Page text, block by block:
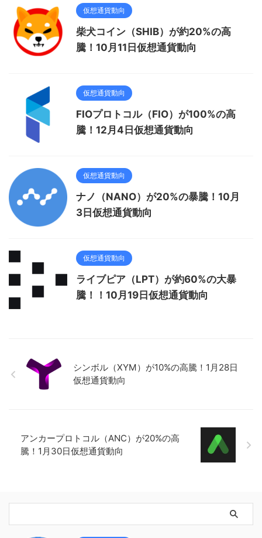
仮想通貨動向
柴犬コイン（SHIB）が約20%の高
騰！10月11日仮想通貨動向
仮想通貨動向
FIOプロトコル（FIO）が100%の高
騰！12月4日仮想通貨動向
仮想通貨動向
ナノ（NANO）が20%の暴騰！10月
3日仮想通貨動向
仮想通貨動向
ライブピア（LPT）が約60%の大暴
騰！！10月19日仮想通貨動向
シンボル（XYM）が10%の高騰！1月28日
仮想通貨動向
アンカープロトコル（ANC）が20%の高
騰！1月30日仮想通貨動向